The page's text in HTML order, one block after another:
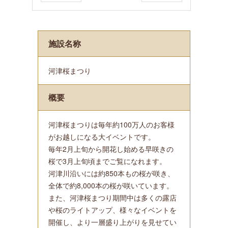
Prev
Next
施設名称
河津桜まつり
概要
河津桜まつりは毎年約100万人のお客様
がお越しになる大イベントです。
毎年2月上旬から開花し始める早咲きの
桜で3月上旬頃までご覧になれます。
河津川沿いには約850本もの桜が咲き、
全体で約8,000本の桜が咲いています。
また、河津桜まつり期間中は多くの露店
や桜のライトアップ、様々なイベントを
開催し、より一層盛り上がりを見せてい